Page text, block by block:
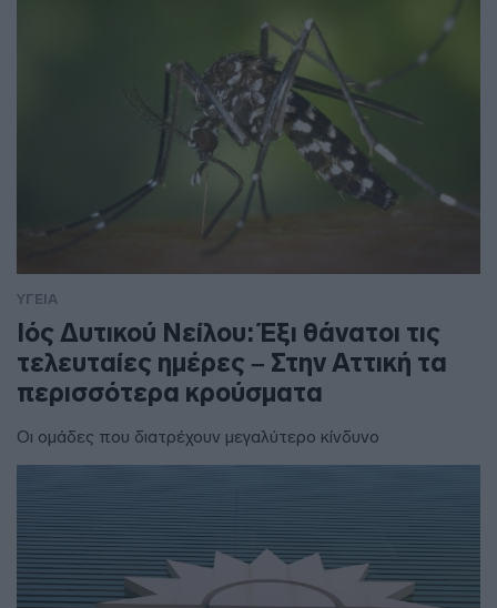
ΥΓΕΙΑ
Ιός Δυτικού Νείλου: Έξι θάνατοι τις
τελευταίες ημέρες – Στην Αττική τα
περισσότερα κρούσματα
Οι ομάδες που διατρέχουν μεγαλύτερο κίνδυνο